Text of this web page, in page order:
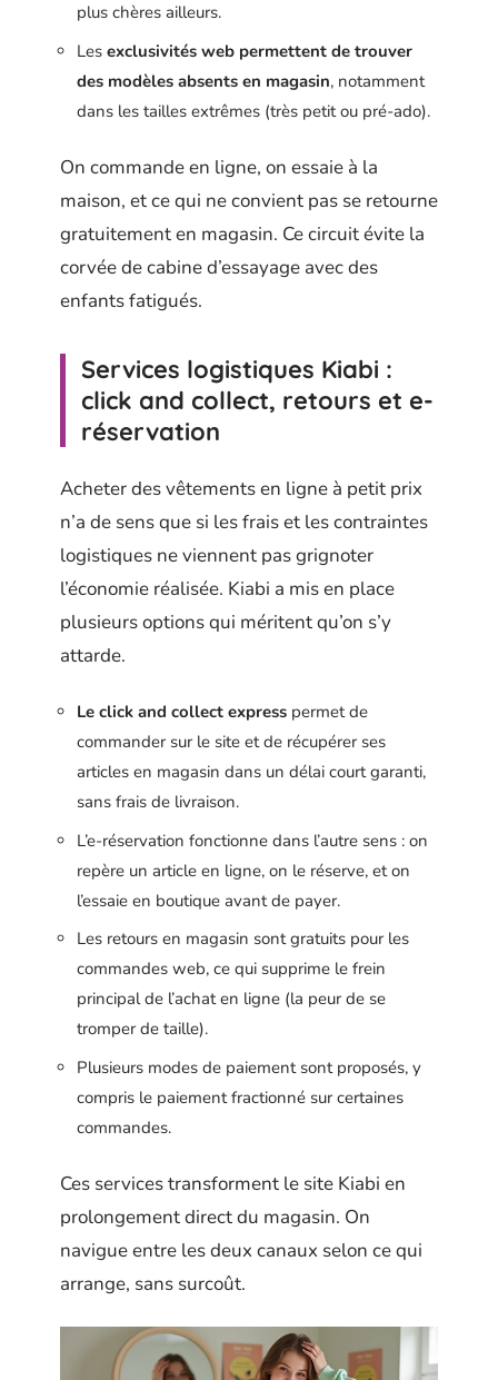
plus chères ailleurs.
Les exclusivités web permettent de trouver
des modèles absents en magasin, notamment
dans les tailles extrêmes (très petit ou pré-ado).
On commande en ligne, on essaie à la
maison, et ce qui ne convient pas se retourne
gratuitement en magasin. Ce circuit évite la
corvée de cabine d’essayage avec des
enfants fatigués.
Services logistiques Kiabi :
click and collect, retours et e-
réservation
Acheter des vêtements en ligne à petit prix
n’a de sens que si les frais et les contraintes
logistiques ne viennent pas grignoter
l’économie réalisée. Kiabi a mis en place
plusieurs options qui méritent qu’on s’y
attarde.
Le click and collect express permet de
commander sur le site et de récupérer ses
articles en magasin dans un délai court garanti,
sans frais de livraison.
L’e-réservation fonctionne dans l’autre sens : on
repère un article en ligne, on le réserve, et on
l’essaie en boutique avant de payer.
Les retours en magasin sont gratuits pour les
commandes web, ce qui supprime le frein
principal de l’achat en ligne (la peur de se
tromper de taille).
Plusieurs modes de paiement sont proposés, y
compris le paiement fractionné sur certaines
commandes.
Ces services transforment le site Kiabi en
prolongement direct du magasin. On
navigue entre les deux canaux selon ce qui
arrange, sans surcoût.